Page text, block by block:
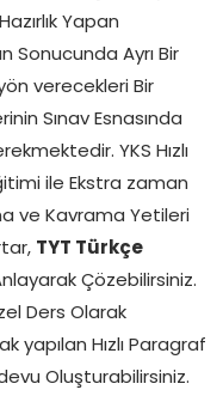
Yapan
Sonucunda Ayrı Bir
verecekleri Bir
Sınav Esnasında
YKS Hızlı
ile Ekstra zaman
ve Kavrama Yetileri
TYT Türkçe
Çözebilirsiniz.
Ders Olarak
yapılan Hızlı Paragraf
Oluşturabilirsiniz.